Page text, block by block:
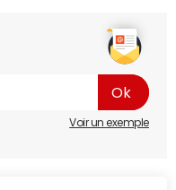
Voir un exemple